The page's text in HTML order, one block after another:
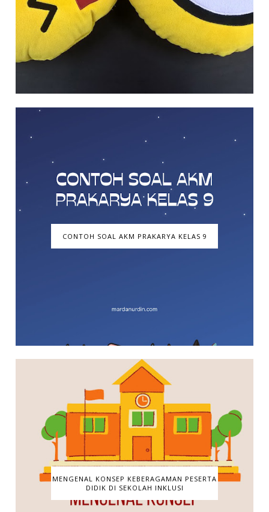
CONTOH SOAL AKM PRAKARYA KELAS 9
MENGENAL KONSEP KEBERAGAMAN PESERTA
DIDIK DI SEKOLAH INKLUSI